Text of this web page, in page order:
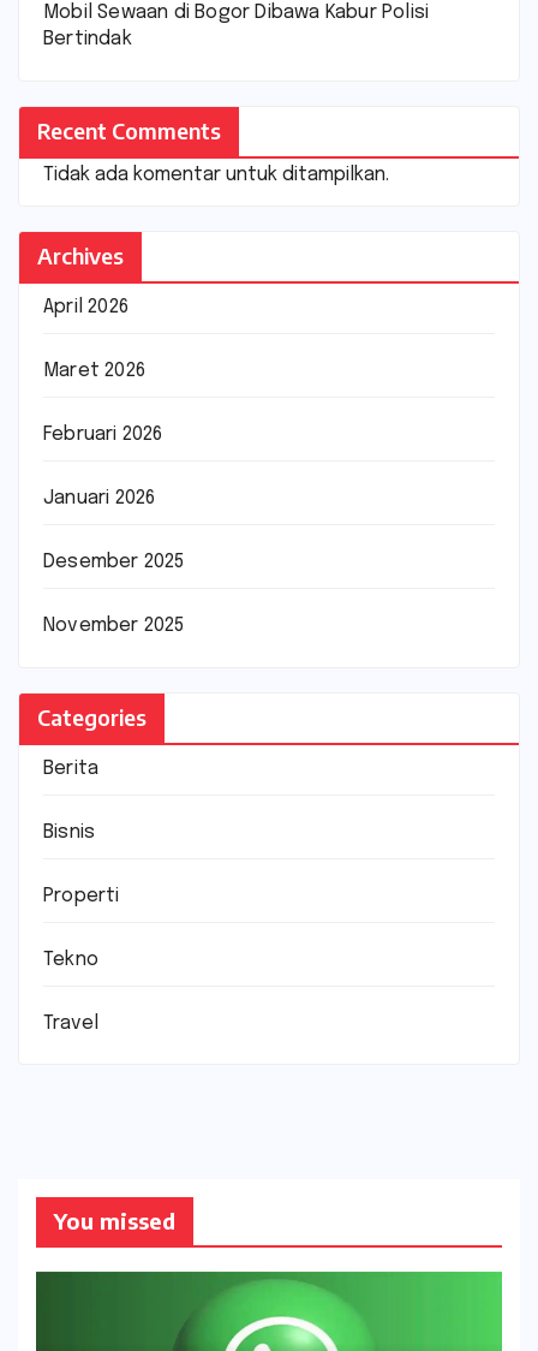
Mobil Sewaan di Bogor Dibawa Kabur Polisi
Bertindak
Recent Comments
Tidak ada komentar untuk ditampilkan.
Archives
April 2026
Maret 2026
Februari 2026
Januari 2026
Desember 2025
November 2025
Categories
Berita
Bisnis
Properti
Tekno
Travel
You missed